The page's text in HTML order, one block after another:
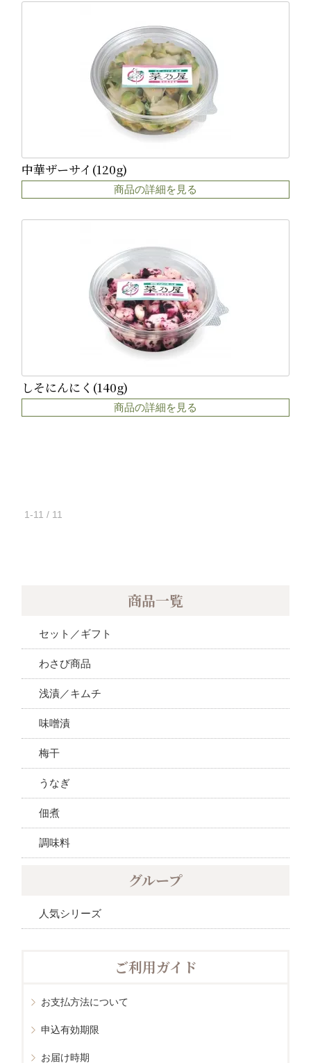
中華ザーサイ(120g)
商品の詳細を見る
しそにんにく(140g)
商品の詳細を見る
1-11 / 11
商品一覧
セット／ギフト
わさび商品
浅漬／キムチ
味噌漬
梅干
うなぎ
佃煮
調味料
グループ
人気シリーズ
ご利用ガイド
お支払方法について
申込有効期限
お届け時期